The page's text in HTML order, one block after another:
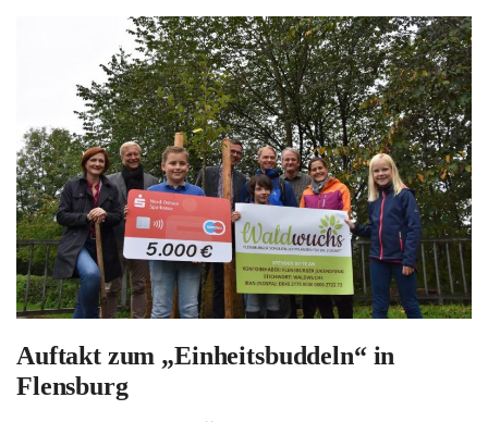
Auftakt zum „Einheitsbuddeln“ in
Flensburg